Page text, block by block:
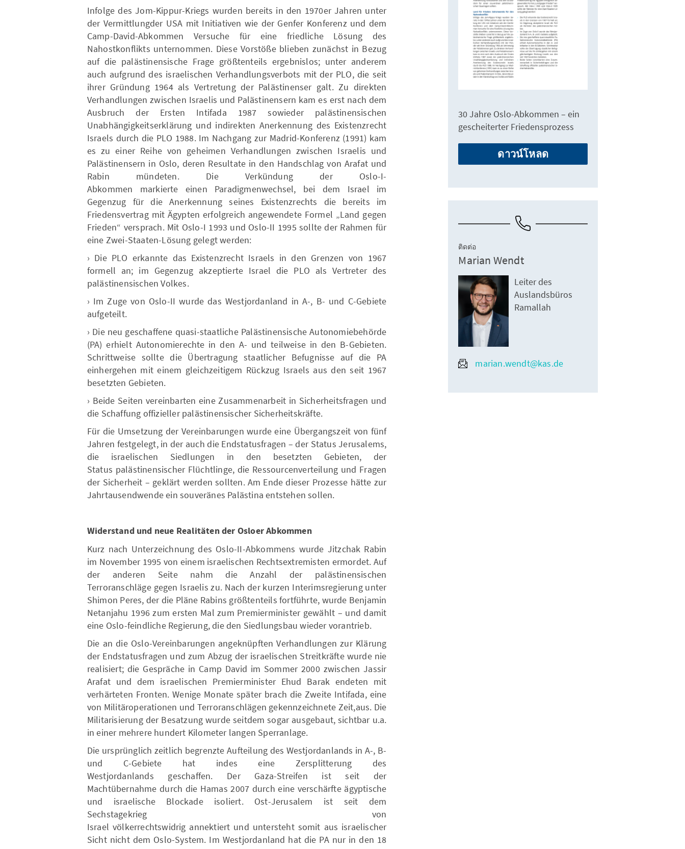
Infolge des Jom-Kippur-Kriegs wurden bereits in den 1970er Jahren unter
der Vermittlungder USA mit Initiativen wie der Genfer Konferenz und dem
Camp-David-Abkommen Versuche für eine friedliche Lösung des
Nahostkonflikts unternommen. Diese Vorstöße blieben zunächst in Bezug
auf die palästinensische Frage größtenteils ergebnislos; unter anderem
auch aufgrund des israelischen Verhandlungsverbots mit der PLO, die seit
ihrer Gründung 1964 als Vertretung der Palästinenser galt. Zu direkten
Verhandlungen zwischen Israelis und Palästinensern kam es erst nach dem
Ausbruch der Ersten Intifada 1987 sowieder palästinensischen
Unabhängigkeitserklärung und indirekten Anerkennung des Existenzrecht
Israels durch die PLO 1988. Im Nachgang zur Madrid-Konferenz (1991) kam
es zu einer Reihe von geheimen Verhandlungen zwischen Israelis und
Palästinensern in Oslo, deren Resultate in den Handschlag von Arafat und
Rabin mündeten. Die Verkündung der Oslo-I-
Abkommen markierte einen Paradigmenwechsel, bei dem Israel im
Gegenzug für die Anerkennung seines Existenzrechts die bereits im
Friedensvertrag mit Ägypten erfolgreich angewendete Formel „Land gegen
Frieden“ versprach. Mit Oslo-I 1993 und Oslo-II 1995 sollte der Rahmen für
eine Zwei-Staaten-Lösung gelegt werden:
› Die PLO erkannte das Existenzrecht Israels in den Grenzen von 1967
formell an; im Gegenzug akzeptierte Israel die PLO als Vertreter des
palästinensischen Volkes.
› Im Zuge von Oslo-II wurde das Westjordanland in A-, B- und C-Gebiete
aufgeteilt.
› Die neu geschaffene quasi-staatliche Palästinensische Autonomiebehörde
(PA) erhielt Autonomierechte in den A- und teilweise in den B-Gebieten.
Schrittweise sollte die Übertragung staatlicher Befugnisse auf die PA
einhergehen mit einem gleichzeitigem Rückzug Israels aus den seit 1967
besetzten Gebieten.
› Beide Seiten vereinbarten eine Zusammenarbeit in Sicherheitsfragen und
die Schaffung offizieller palästinensischer Sicherheitskräfte.
Für die Umsetzung der Vereinbarungen wurde eine Übergangszeit von fünf
Jahren festgelegt, in der auch die Endstatusfragen – der Status Jerusalems,
die israelischen Siedlungen in den besetzten Gebieten, der
Status palästinensischer Flüchtlinge, die Ressourcenverteilung und Fragen
der Sicherheit – geklärt werden sollten. Am Ende dieser Prozesse hätte zur
Jahrtausendwende ein souveränes Palästina entstehen sollen.
Widerstand und neue Realitäten der Osloer Abkommen
Kurz nach Unterzeichnung des Oslo-II-Abkommens wurde Jitzchak Rabin
im November 1995 von einem israelischen Rechtsextremisten ermordet. Auf
der anderen Seite nahm die Anzahl der palästinensischen
Terroranschläge gegen Israelis zu. Nach der kurzen Interimsregierung unter
Shimon Peres, der die Pläne Rabins größtenteils fortführte, wurde Benjamin
Netanjahu 1996 zum ersten Mal zum Premierminister gewählt – und damit
eine Oslo-feindliche Regierung, die den Siedlungsbau wieder vorantrieb.
Die an die Oslo-Vereinbarungen angeknüpften Verhandlungen zur Klärung
der Endstatusfragen und zum Abzug der israelischen Streitkräfte wurde nie
realisiert; die Gespräche in Camp David im Sommer 2000 zwischen Jassir
Arafat und dem israelischen Premierminister Ehud Barak endeten mit
verhärteten Fronten. Wenige Monate später brach die Zweite Intifada, eine
von Militäroperationen und Terroranschlägen gekennzeichnete Zeit,aus. Die
Militarisierung der Besatzung wurde seitdem sogar ausgebaut, sichtbar u.a.
in einer mehrere hundert Kilometer langen Sperranlage.
Die ursprünglich zeitlich begrenzte Aufteilung des Westjordanlands in A-, B-
und C-Gebiete hat indes eine Zersplitterung des
Westjordanlands geschaffen. Der Gaza-Streifen ist seit der
Machtübernahme durch die Hamas 2007 durch eine verschärfte ägyptische
und israelische Blockade isoliert. Ost-Jerusalem ist seit dem
Sechstagekrieg von
Israel völkerrechtswidrig annektiert und untersteht somit aus israelischer
Sicht nicht dem Oslo-System. Im Westjordanland hat die PA nur in den 18
30 Jahre Oslo-Abkommen – ein
gescheiterter Friedensprozess
ดาวน์โหลด
ติดต่อ
Marian Wendt
Leiter des
Auslandsbüros
Ramallah
marian.wendt@kas.de